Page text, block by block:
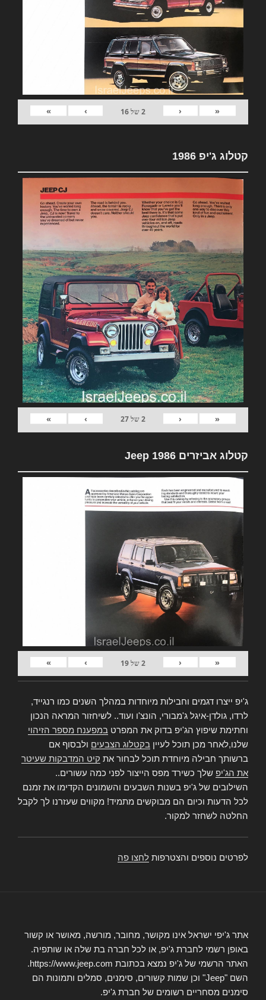
«
‹
2של16
›
»
קטלוג ג'יפ 1986
«
‹
2של27
›
»
קטלוג אביזרים Jeep 1986
«
‹
2של19
›
»
ג'יפ ייצרו דגמים וחבילות מיוחדות במהלך השנים כמו רנגייד,
לרדו, גולדן-איגל ג'מבורי, הונצ'ו ועוד.. לשיחזור המראה הנכון
וחתימת שיפוץ הג'יפ בדוק את המפרט במפענח מספר הזיהוי
שלנו,לאחר מכן תוכל לעיין בקטלוג הצבעים ולבסוף אם
ברשותך חבילה מיוחדת תוכל לבחור את קיט המדבקות שעיטר
את הג'יפ שלך כשירד מפס הייצור לפני כמה עשורים..
השילובים של ג'יפ בשנות השבעים והשמונים הקדימו את זמנם
לכל הדעות וכיום הם מבוקשים מתמיד! מקווים שעזרנו לך לקבל
החלטה לשחזר למקור.
לפרטים נוספים והצטרפות לחצו פה
אתר ג'יפי ישראל אינו מקושר, מחובר, מורשה, מאושר או קשור
באופן רשמי לחברת ג'יפ, או לכל חברה בת שלה או שותפיה.
האתר הרשמי של ג'יפ נמצא בכתובת https://www.jeep.com.
השם "Jeep" וכן שמות קשורים, סימנים, סמלים ותמונות הם
סימנים מסחריים רשומים של חברת ג'יפ.